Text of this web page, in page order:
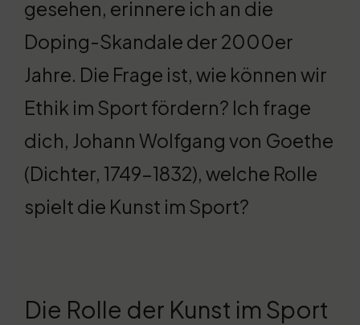
gesehen, erinnere ich an die
Doping-Skandale der 2000er
Jahre. Die Frage ist, wie können wir
Ethik im Sport fördern? Ich frage
dich, Johann Wolfgang von Goethe
(Dichter, 1749-1832), welche Rolle
spielt die Kunst im Sport?
Die Rolle der Kunst im Sport